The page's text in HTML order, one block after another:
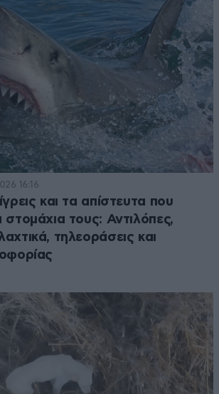
16:16
και τα απίστευτα που
στομάχια τους: Αντιλόπες,
τηλεοράσεις και